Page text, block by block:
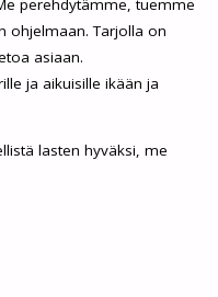
perehdytämme, tuemme
ohjelmaan. Tarjolla on
asiaan.
ja aikuisille ikään ja
lasten hyväksi, me